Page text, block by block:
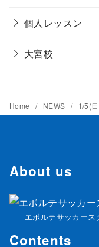
個人レッスン
大宮校
Home NEWS 1/5(日)現
About us
エボルテサッカース
Contents